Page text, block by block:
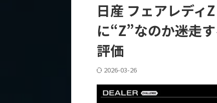
日産 フェアレディ
に“Z”なのか――迷
評価
2026-03-26